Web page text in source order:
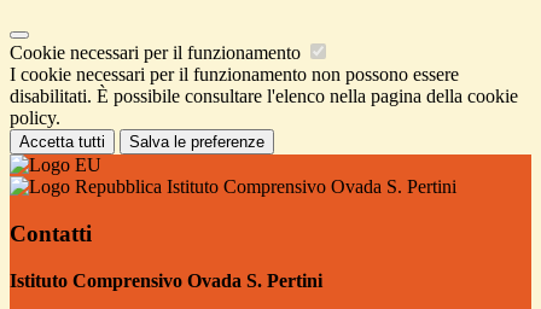
Cookie necessari per il funzionamento
I cookie necessari per il funzionamento non possono essere
disabilitati. È possibile consultare l'elenco nella pagina della cookie
policy.
Accetta tutti Salva le preferenze
Istituto Comprensivo Ovada S. Pertini
Contatti
Istituto Comprensivo Ovada S. Pertini